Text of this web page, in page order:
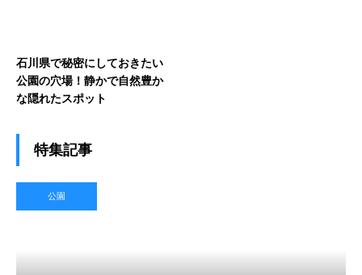
石川県で秘密にしておきたい
公園の穴場！静かで自然豊か
な隠れたスポット
特集記事
公園